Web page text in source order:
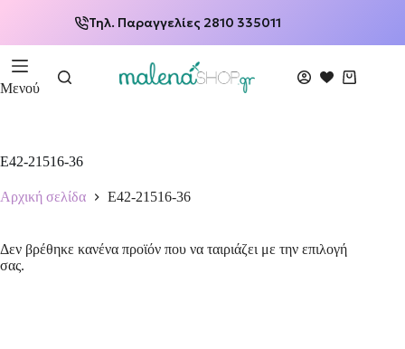
Τηλ. Παραγγελίες 2810 335011
Μενού
E42-21516-36
Αρχική σελίδα E42-21516-36
Δεν βρέθηκε κανένα προϊόν που να ταιριάζει με την επιλογή
σας.